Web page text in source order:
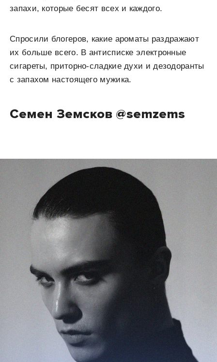
запахи, которые бесят всех и каждого.
Спросили блогеров, какие ароматы раздражают
их больше всего. В антисписке электронные
сигареты, приторно-сладкие духи и дезодоранты
с запахом настоящего мужика.
Семен Земсков @semzems